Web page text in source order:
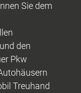
Sie dem
den
Pkw
Treuhand